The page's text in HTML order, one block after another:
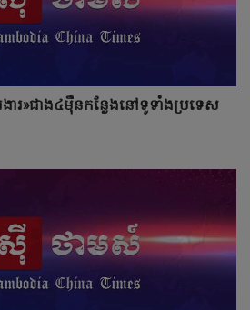
ារ»ជាង៤ម៉ឺនកន្លែងនៅទូទាំងប្រទេស